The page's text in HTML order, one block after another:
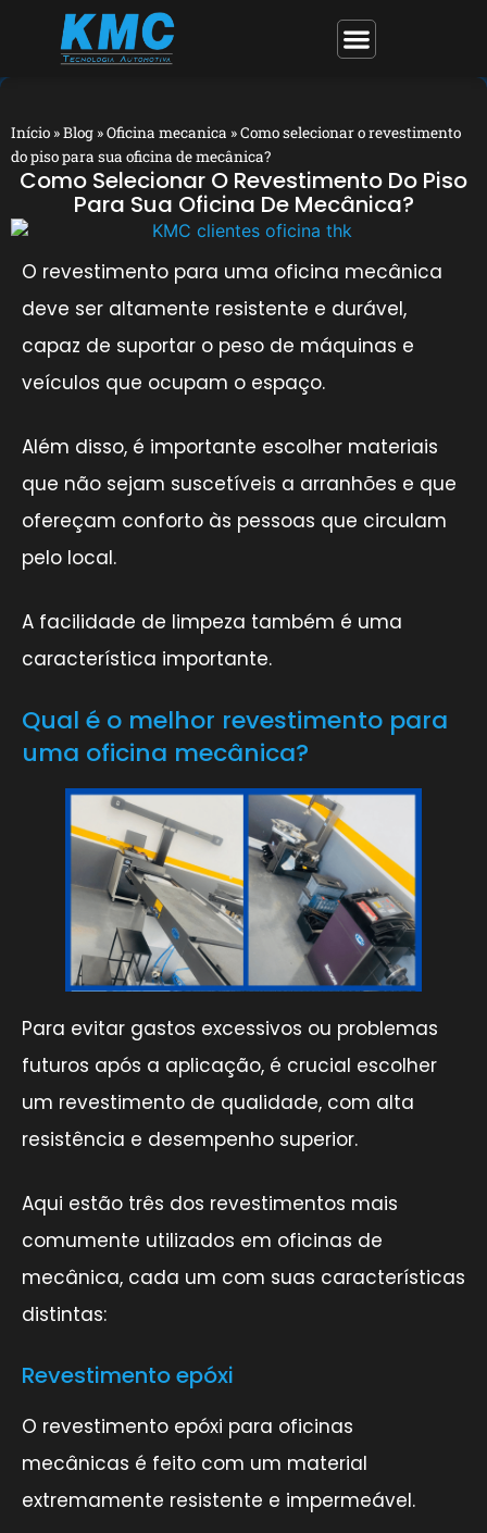
Início »Blog »Oficina mecanica »Como selecionar o revestimento
do piso para sua oficina de mecânica?
Como Selecionar O Revestimento Do Piso
Para Sua Oficina De Mecânica?
O revestimento para uma oficina mecânica
deve ser altamente resistente e durável,
capaz de suportar o peso de máquinas e
veículos que ocupam o espaço.
Além disso, é importante escolher materiais
que não sejam suscetíveis a arranhões e que
ofereçam conforto às pessoas que circulam
pelo local.
A facilidade de limpeza também é uma
característica importante.
Qual é o melhor revestimento para
uma oficina mecânica?
Para evitar gastos excessivos ou problemas
futuros após a aplicação, é crucial escolher
um revestimento de qualidade, com alta
resistência e desempenho superior.
Aqui estão três dos revestimentos mais
comumente utilizados em oficinas de
mecânica, cada um com suas características
distintas:
Revestimento epóxi
O revestimento epóxi para oficinas
mecânicas é feito com um material
extremamente resistente e impermeável.